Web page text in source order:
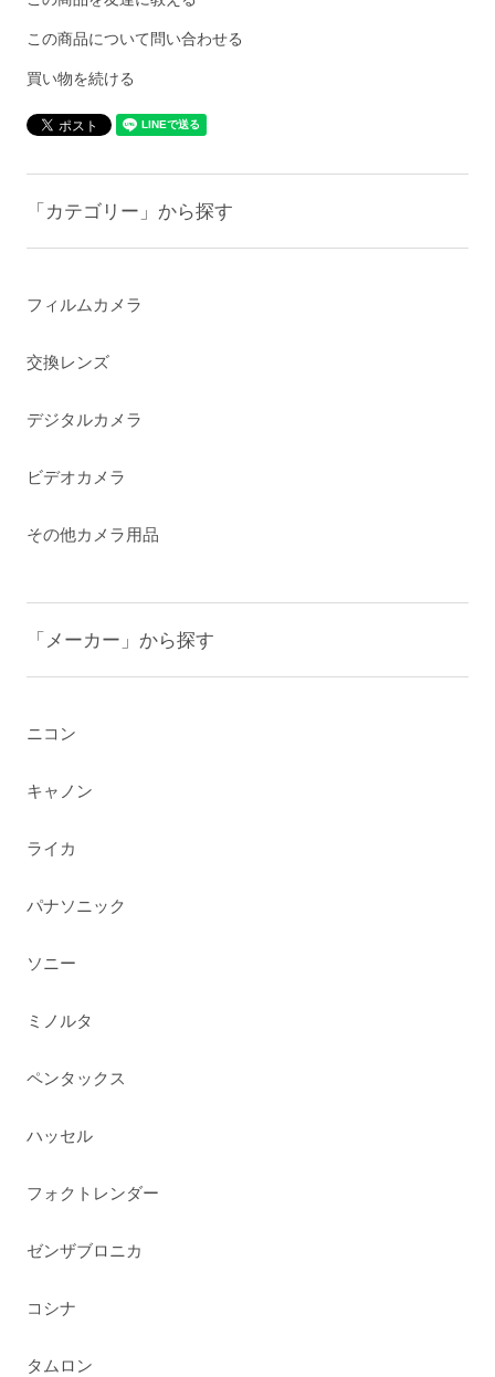
この商品について問い合わせる
買い物を続ける
「カテゴリー」から探す
フィルムカメラ
交換レンズ
デジタルカメラ
ビデオカメラ
その他カメラ用品
「メーカー」から探す
ニコン
キャノン
ライカ
パナソニック
ソニー
ミノルタ
ペンタックス
ハッセル
フォクトレンダー
ゼンザブロニカ
コシナ
タムロン